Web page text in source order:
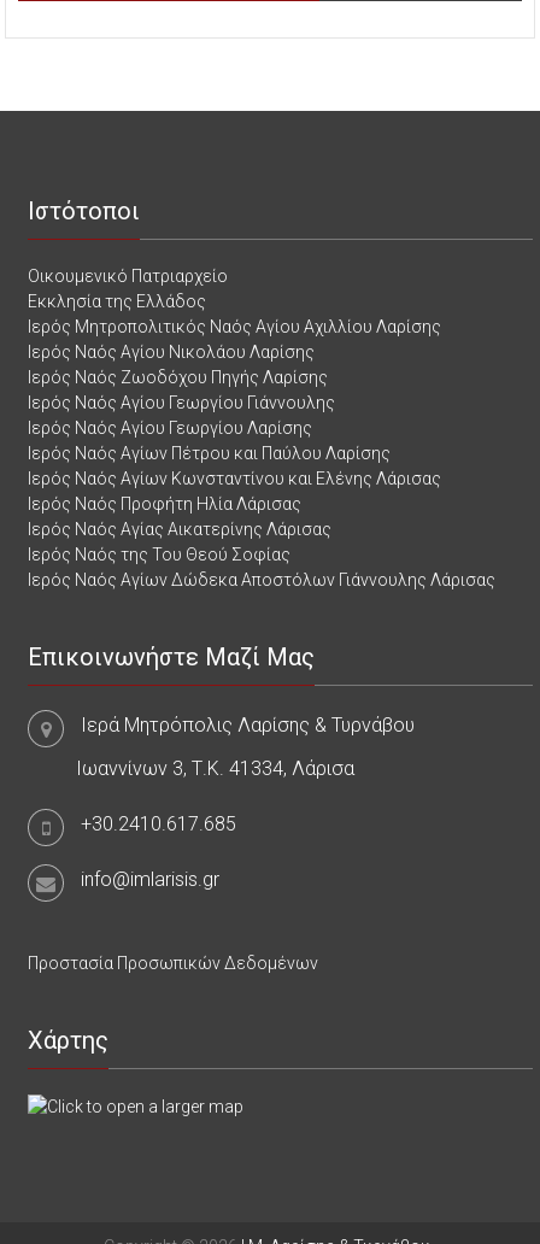
Ιστότοποι
Οικουμενικό Πατριαρχείο
Εκκλησία της Ελλάδος
Ιερός Μητροπολιτικός Ναός Αγίου Αχιλλίου Λαρίσης
Ιερός Ναός Αγίου Νικολάου Λαρίσης
Ιερός Ναός Ζωοδόχου Πηγής Λαρίσης
Ιερός Ναός Αγίου Γεωργίου Γιάννουλης
Ιερός Ναός Αγίου Γεωργίου Λαρίσης
Ιερός Ναός Αγίων Πέτρου και Παύλου Λαρίσης
Ιερός Ναός Αγίων Κωνσταντίνου και Ελένης Λάρισας
Ιερός Ναός Προφήτη Ηλία Λάρισας
Ιερός Ναός Αγίας Αικατερίνης Λάρισας
Ιερός Ναός της Του Θεού Σοφίας
Ιερός Ναός Αγίων Δώδεκα Αποστόλων Γιάννουλης Λάρισας
Επικοινωνήστε Μαζί Μας
Ιερά Μητρόπολις Λαρίσης & Τυρνάβου
Ιωαννίνων 3, Τ.Κ. 41334, Λάρισα
+30.2410.617.685
info@imlarisis.gr
Προστασία Προσωπικών Δεδομένων
Χάρτης